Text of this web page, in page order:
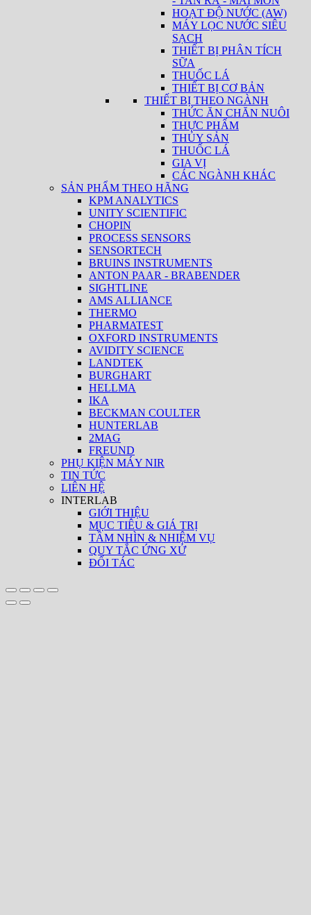
HOẠT ĐỘ NƯỚC (AW)
MÁY LỌC NƯỚC SIÊU
SẠCH
THIẾT BỊ PHÂN TÍCH
SỮA
THUỐC LÁ
THIẾT BỊ CƠ BẢN
THIẾT BỊ THEO NGÀNH
THỨC ĂN CHĂN NUÔI
THỰC PHẨM
THỦY SẢN
THUỐC LÁ
GIA VỊ
CÁC NGÀNH KHÁC
SẢN PHẨM THEO HÃNG
KPM ANALYTICS
UNITY SCIENTIFIC
CHOPIN
PROCESS SENSORS
SENSORTECH
BRUINS INSTRUMENTS
ANTON PAAR - BRABENDER
SIGHTLINE
AMS ALLIANCE
THERMO
PHARMATEST
OXFORD INSTRUMENTS
AVIDITY SCIENCE
LANDTEK
BURGHART
HELLMA
IKA
BECKMAN COULTER
HUNTERLAB
2MAG
FREUND
PHỤ KIỆN MÁY NIR
TIN TỨC
LIÊN HỆ
INTERLAB
GIỚI THIỆU
MỤC TIÊU & GIÁ TRỊ
TẦM NHÌN & NHIỆM VỤ
QUY TẮC ỨNG XỬ
ĐỐI TÁC